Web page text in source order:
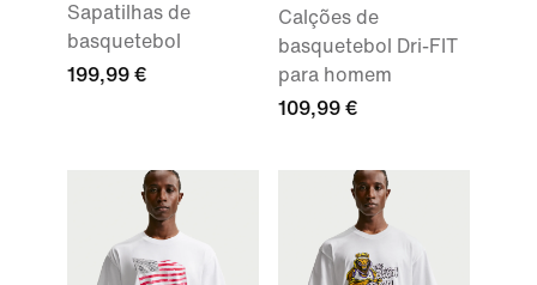
Sapatilhas de
basquetebol
199,99 €
Calções de
basquetebol Dri-FIT
para homem
109,99 €